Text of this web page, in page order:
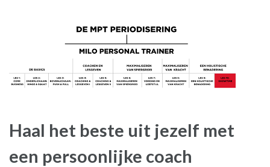
Haal het beste uit jezelf met
een persoonlijke coach